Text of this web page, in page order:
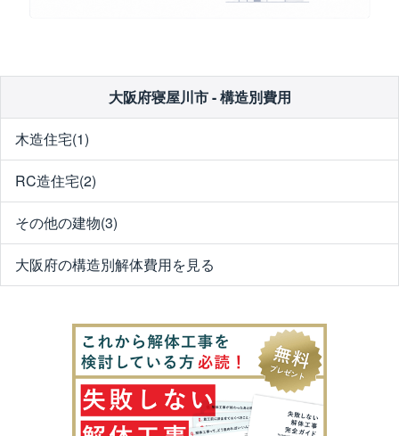
大阪府寝屋川市 - 構造別費用
木造住宅(1)
RC造住宅(2)
その他の建物(3)
大阪府の構造別解体費用を見る